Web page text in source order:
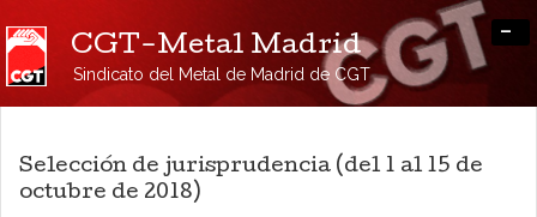
CGT-Metal Madrid
Sindicato del Metal de Madrid de CGT
-
Selección de jurisprudencia (del 1 al 15 de
octubre de 2018)